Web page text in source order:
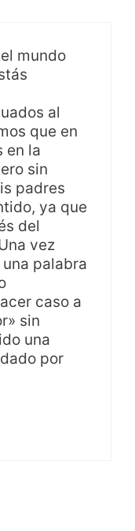
mundo
al
que en
en la
sin
padres
ya que
del
vez
palabra
caso a
sin
una
por